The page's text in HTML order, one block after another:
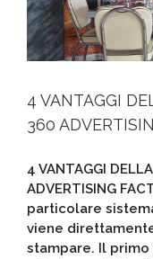
4 VANTAGGI
360
4 VANTAGGI
ADVERTISING
particolare
viene
stampare. Il